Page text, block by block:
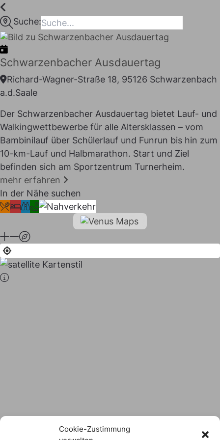
Cookie-Zustimmung
springen
maps
Suche:
Schwarzenbacher Ausdauertag
Richard-Wagner-Straße 18, 95126 Schwarzenbach
a.d.Saale
Der Schwarzenbacher Ausdauertag bietet Lauf- und
Walkingwettbewerbe für alle Altersklassen – vom
Bambinilauf über Schülerlauf und Funrun bis hin zum
10-km-Lauf und Halbmarathon. Start und Ziel
befinden sich am Sportzentrum Turnerheim.
mehr erfahren
In der Nähe suchenI LIKE
Logo Download